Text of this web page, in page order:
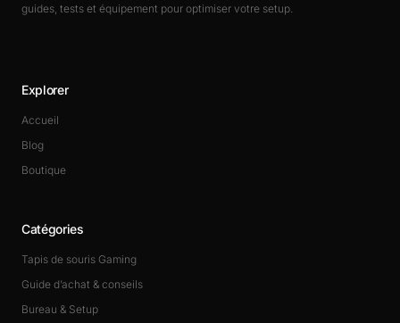
guides, tests et équipement pour optimiser votre setup.
Explorer
Accueil
Blog
Boutique
Catégories
Tapis de souris Gaming
Guide d’achat & conseils
Bureau & Setup